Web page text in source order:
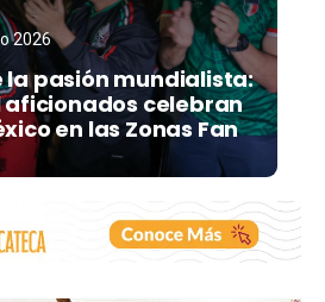
2026
la pasión mundialista:
aficionados celebran
en las Zonas Fan